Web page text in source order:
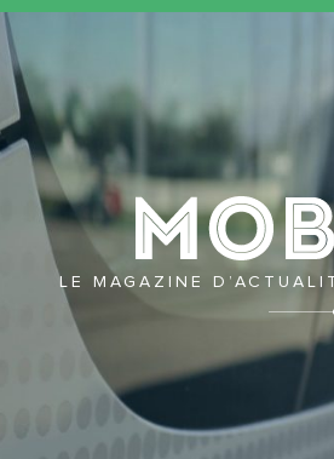
LE MAGAZINE